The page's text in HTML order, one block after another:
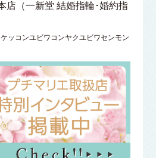
店（一新堂 結婚指輪･婚約指
ッコンユビワコンヤクユビワセンモン